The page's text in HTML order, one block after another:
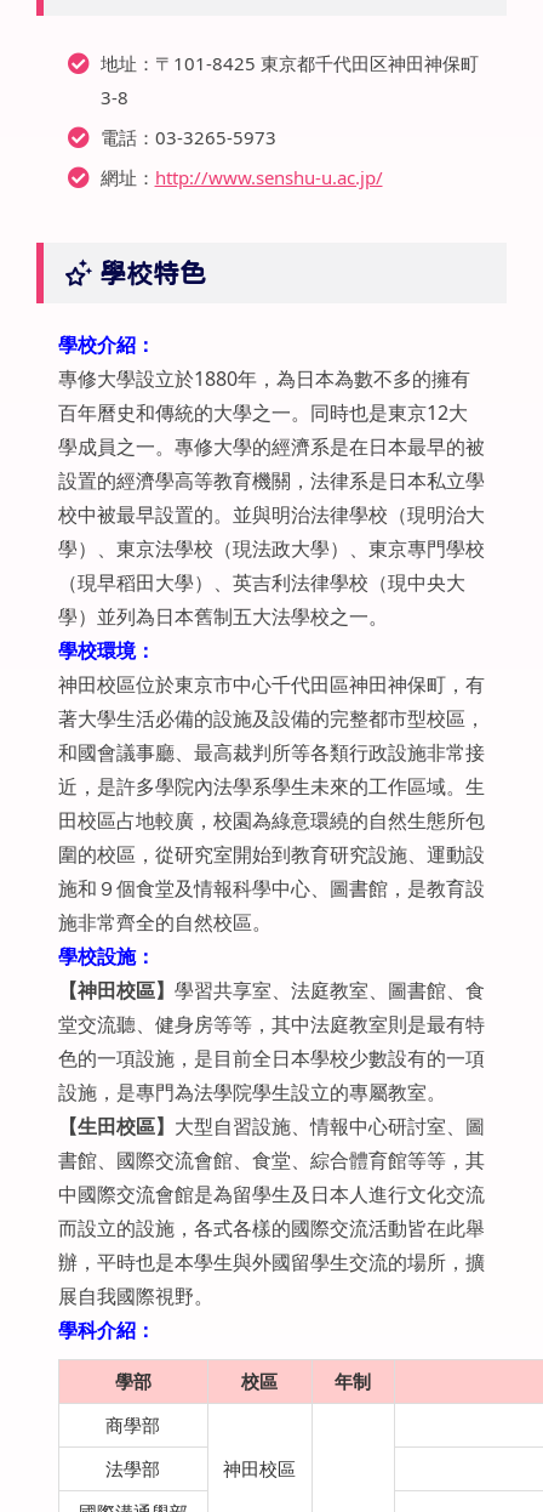
地址：〒101-8425 東京都千代田区神田神保町
3-8
電話：03-3265-5973
網址： http://www.senshu-u.ac.jp/
學校特色
學校介紹：
專修大學設立於1880年，為日本為數不多的擁有
百年曆史和傳統的大學之一。同時也是東京12大
學成員之一。專修大學的經濟系是在日本最早的被
設置的經濟學高等教育機關，法律系是日本私立學
校中被最早設置的。並與明治法律學校（現明治大
學）、東京法學校（現法政大學）、東京專門學校
（現早稻田大學）、英吉利法律學校（現中央大
學）並列為日本舊制五大法學校之一。
學校環境：
神田校區位於東京市中心千代田區神田神保町，有
著大學生活必備的設施及設備的完整都市型校區，
和國會議事廳、最高裁判所等各類行政設施非常接
近，是許多學院內法學系學生未來的工作區域。生
田校區占地較廣，校園為綠意環繞的自然生態所包
圍的校區，從研究室開始到教育研究設施、運動設
施和９個食堂及情報科學中心、圖書館，是教育設
施非常齊全的自然校區。
學校設施：
【神田校區】 學習共享室、法庭教室、圖書館、食
堂交流聽、健身房等等，其中法庭教室則是最有特
色的一項設施，是目前全日本學校少數設有的一項
設施，是專門為法學院學生設立的專屬教室。
【生田校區】 大型自習設施、情報中心研討室、圖
書館、國際交流會館、食堂、綜合體育館等等，其
中國際交流會館是為留學生及日本人進行文化交流
而設立的設施，各式各樣的國際交流活動皆在此舉
辦，平時也是本學生與外國留學生交流的場所，擴
展自我國際視野。
學科介紹：
學部 校區
年制
商學部
神田校區
法學部